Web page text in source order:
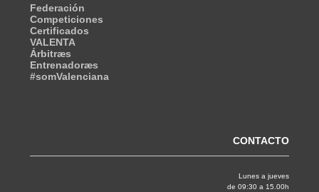
Federación
Competiciones
Certificados
VALENTA
Árbitræs
Entrenadoræs
#somValenciana
CONTACTO
Lunes a jueves
de 09:30 a 15.00h